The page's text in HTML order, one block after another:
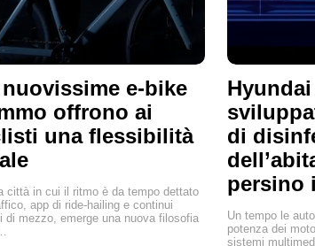
e-bike
offrono ai
una flessibilità
città in cui il ritmo è da tempo dettato
app di ride-hailing e continui
di mezzo, emerge una nuova filosofia
di
persino
Un tempo le
potenza dei
sistemi